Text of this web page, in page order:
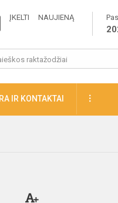
ĮKELTI NAUJIENĄ
IR KONTAKTAI